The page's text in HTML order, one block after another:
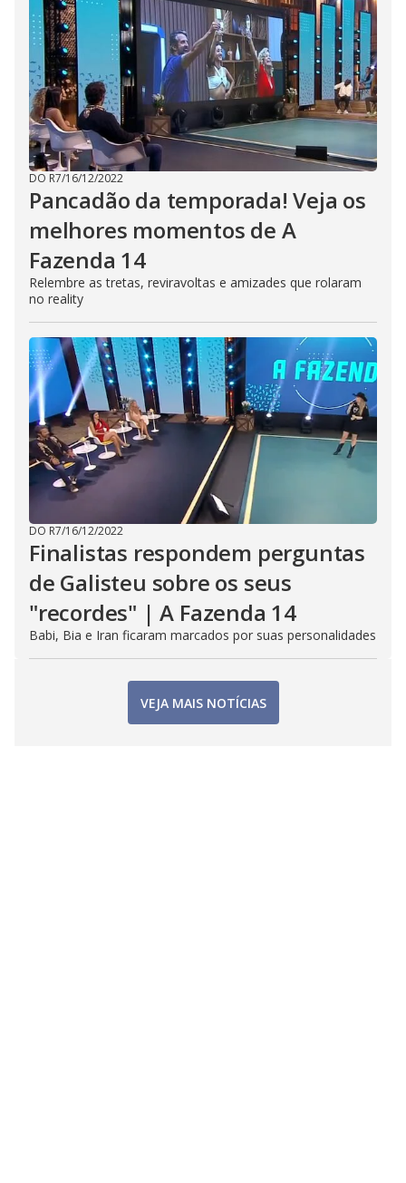
DO R7/16/12/2022
Pancadão da temporada! Veja os
melhores momentos de A
Fazenda 14
Relembre as tretas, reviravoltas e amizades que rolaram
no reality
DO R7/16/12/2022
Finalistas respondem perguntas
de Galisteu sobre os seus
"recordes" | A Fazenda 14
Babi, Bia e Iran ficaram marcados por suas personalidades
VEJA MAIS NOTÍCIAS